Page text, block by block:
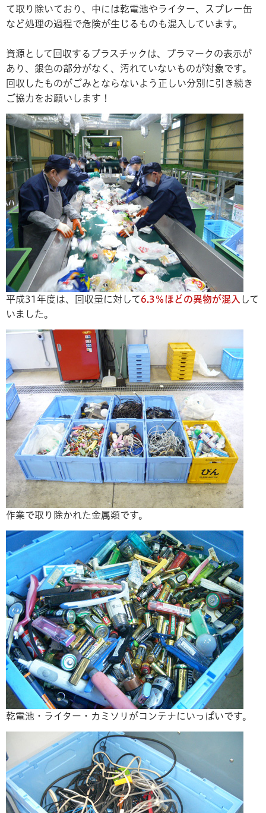
て取り除いており、中には乾電池やライター、スプレー缶
など処理の過程で危険が生じるものも混入しています。
資源として回収するプラスチックは、プラマークの表示が
あり、銀色の部分がなく、汚れていないものが対象です。
回収したものがごみとならないよう正しい分別に引き続き
ご協力をお願いします！
平成31年度は、回収量に対して6.3％ほどの異物が混入 して
いました。
作業で取り除かれた金属類です。
乾電池・ライター・カミソリがコンテナにいっぱいです。